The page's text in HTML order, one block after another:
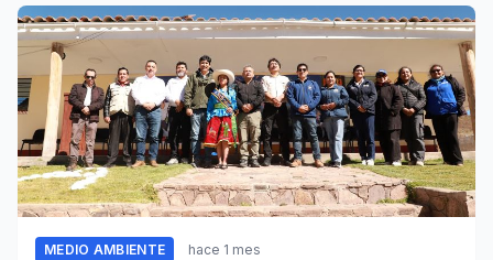
MEDIO AMBIENTE hace 1 mes